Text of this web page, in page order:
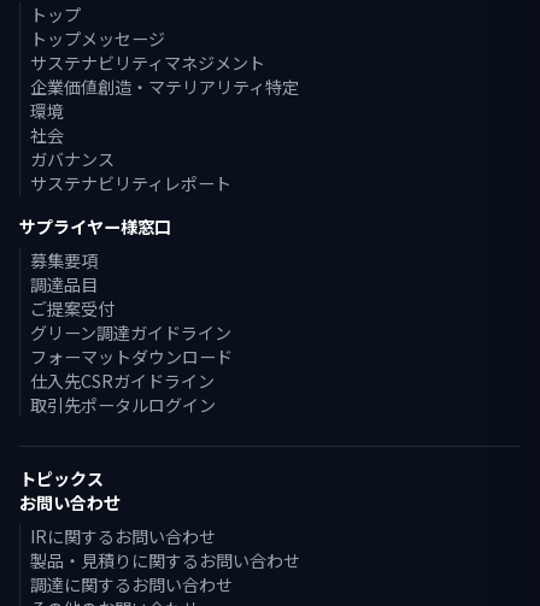
トップ
トップメッセージ
サステナビリティマネジメント
企業価値創造・マテリアリティ特定
環境
社会
ガバナンス
サステナビリティレポート
サプライヤー様窓口
募集要項
調達品目
ご提案受付
グリーン調達ガイドライン
フォーマットダウンロード
仕入先CSRガイドライン
取引先ポータルログイン
トピックス
お問い合わせ
IRに関するお問い合わせ
製品・見積りに関するお問い合わせ
調達に関するお問い合わせ